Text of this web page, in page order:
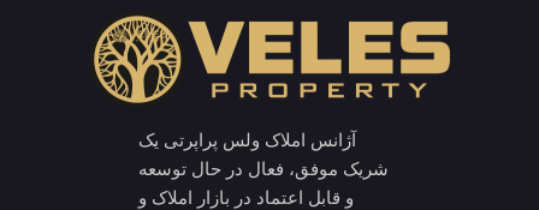
آژانس املاک ولس پراپرتی یک
شریک موفق، فعال در حال توسعه
و قابل اعتماد در بازار املاک و